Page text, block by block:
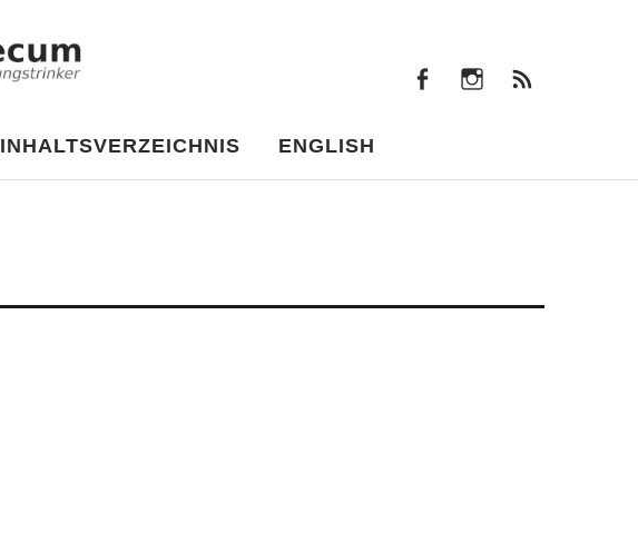
INHALTSVERZEICHNIS ENGLISH